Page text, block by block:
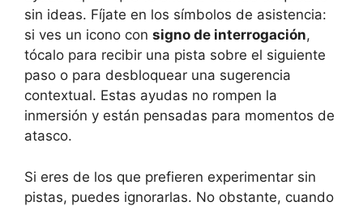
sin ideas. Fíjate en los símbolos de asistencia:
si ves un icono con signo de interrogación,
tócalo para recibir una pista sobre el siguiente
paso o para desbloquear una sugerencia
contextual. Estas ayudas no rompen la
inmersión y están pensadas para momentos de
atasco.
Si eres de los que prefieren experimentar sin
pistas, puedes ignorarlas. No obstante, cuando